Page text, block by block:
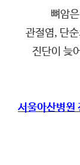
뼈암
관절염, 단
진단이 늦
서울아산병원